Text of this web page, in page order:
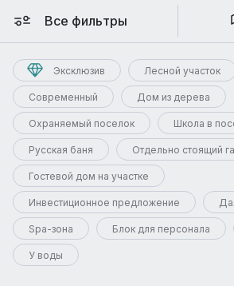
Все фильтры
Эксклюзив Лесной участок
Современный Дом из дерева
Охраняемый поселок Школа в
Русская баня Отдельно стоящий
Гостевой дом на участке
Инвестиционное предложение
Spa-зона Блок для персонала
У воды